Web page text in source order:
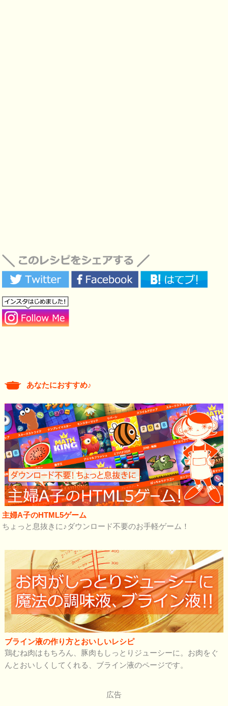
あなたにおすすめ♪
主婦A子のHTML5ゲーム
ちょっと息抜きに♪ダウンロード不要のお手軽ゲーム！
ブライン液の作り方とおいしいレシピ
鶏むね肉はもちろん、豚肉もしっとりジューシーに。お肉をぐ
んとおいしくしてくれる、ブライン液のページです。
広告